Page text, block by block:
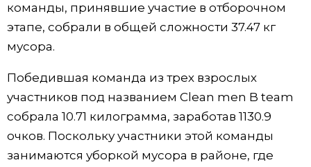
команды, принявшие участие в отборочном
этапе, собрали в общей сложности 37.47 кг
мусора.
Победившая команда из трех взрослых
участников под названием Clean men B team
собрала 10.71 килограмма, заработав 1130.9
очков. Поскольку участники этой команды
занимаются уборкой мусора в районе, где